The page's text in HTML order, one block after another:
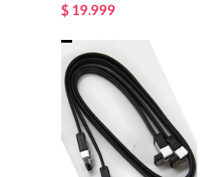
$ 19.999